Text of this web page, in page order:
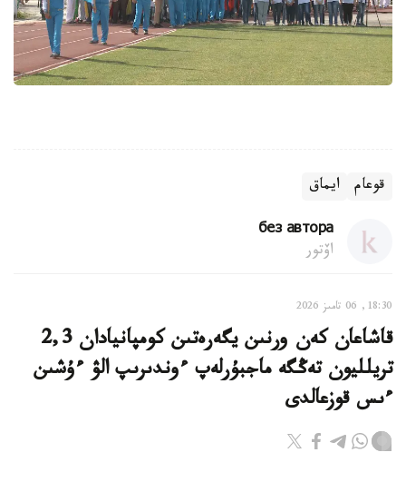
قوعام ايماق
без автора
اۆتور
18:30, 06 تامىز 2026
قاشاعان كەن ورنىن يگەرەتىن كومپانيادان 2,3
تريلليون تەڭگە ماجبۇرلەپ ءوندىرىپ الۋ ءۇشىن
ءىس قوزعالدى